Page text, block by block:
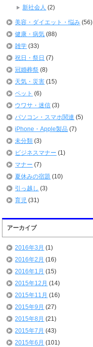
新社会人 (2)
美容・ダイエット・悩み (56)
健康・病気 (88)
雑学 (33)
祝日・祭日 (7)
冠婚葬祭 (8)
天気・災害 (15)
ペット (6)
ウワサ・迷信 (3)
パソコン・スマホ関連 (5)
iPhone・Apple製品 (7)
未分類 (3)
ビジネスマナー (1)
マナー (7)
夏休みの宿題 (10)
引っ越し (3)
育児 (31)
アーカイブ
2016年3月 (1)
2016年2月 (16)
2016年1月 (15)
2015年12月 (14)
2015年11月 (16)
2015年9月 (27)
2015年8月 (21)
2015年7月 (43)
2015年6月 (101)